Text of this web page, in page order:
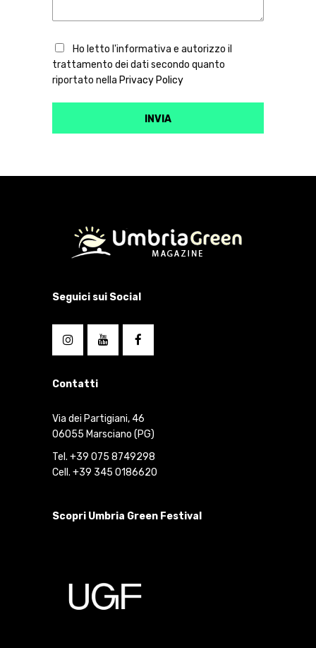
Ho letto l'informativa e autorizzo il
trattamento dei dati secondo quanto
riportato nella Privacy Policy
Seguici sui Social
Contatti
Via dei Partigiani, 46
06055 Marsciano (PG)
Tel. +39 075 8749298
Cell. +39 345 0186620
Scopri Umbria Green Festival